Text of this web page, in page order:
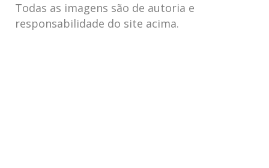
Todas as imagens são de autoria e
responsabilidade do site acima.